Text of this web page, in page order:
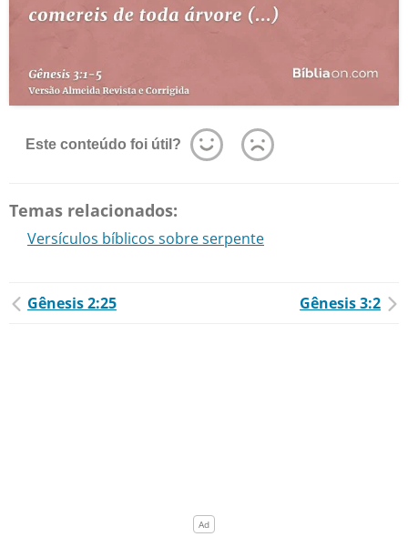
Este conteúdo foi útil?
Temas relacionados:
Versículos bíblicos sobre serpente
Gênesis 2:25 Gênesis 3:2